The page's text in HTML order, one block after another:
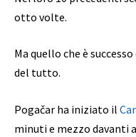
otto volte.
Ma quello che è
del tutto.
Pogačar ha iniziato il
minuti e mezzo davanti